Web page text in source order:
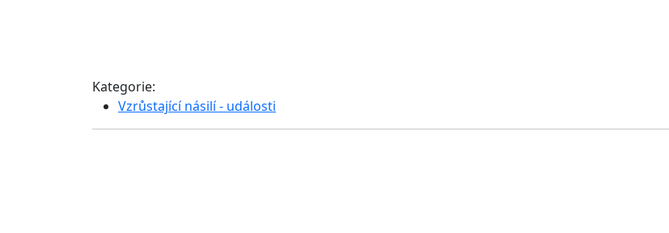
Kategorie:
Vzrůstající násilí - události